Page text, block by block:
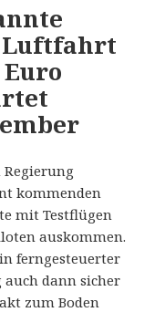
kommenden
mit Testflügen
auskommen.
ferngesteuerter
auch dann sicher
zum Boden